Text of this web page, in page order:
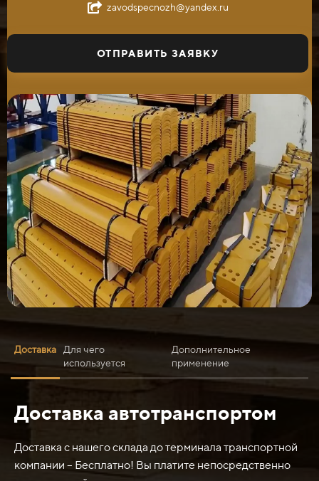
zavodspecnozh@yandex.ru
ОТПРАВИТЬ ЗАЯВКУ
Доставка
Для чего
используется
Дополнительное
применение
Доставка автотранспортом
Доставка с нашего склада до терминала транспортной
компании – Бесплатно! Вы платите непосредственно
Нож средний модели 154-81-11191 ст.65Г 25 мм может
использоваться для различных задач, включая:
1. Резка и обработка материалов: нож может